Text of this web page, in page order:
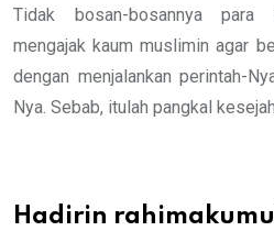
Tidak bosan-bosannya para
mengajak kaum muslimin agar
dengan menjalankan perintah-
Nya. Sebab, itulah pangkal
Hadirin